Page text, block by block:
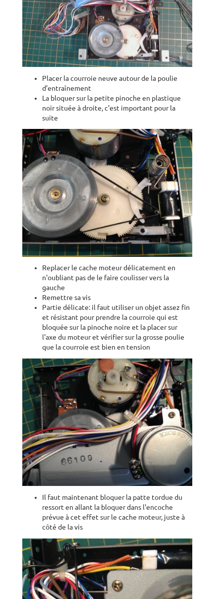
Placer la courroie neuve autour de la poulie
d’entraînement
La bloquer sur la petite pinoche en plastique
noir située à droite, c'est important pour la
suite
Replacer le cache moteur délicatement en
n'oubliant pas de le faire coulisser vers la
gauche
Remettre sa vis
Partie délicate: il faut utiliser un objet assez fin
et résistant pour prendre la courroie qui est
bloquée sur la pinoche noire et la placer sur
l'axe du moteur et vérifier sur la grosse poulie
que la courroie est bien en tension
Il faut maintenant bloquer la patte tordue du
ressort en allant la bloquer dans l'encoche
prévue à cet effet sur le cache moteur, juste à
côté de la vis